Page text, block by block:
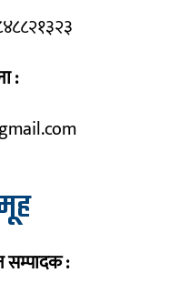
:
सम्पादक :